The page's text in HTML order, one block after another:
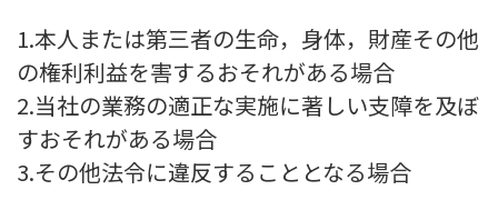
1.本人または第三者の生命，身体，財産その他
の権利利益を害するおそれがある場合
2.当社の業務の適正な実施に著しい支障を及ぼ
すおそれがある場合
3.その他法令に違反することとなる場合